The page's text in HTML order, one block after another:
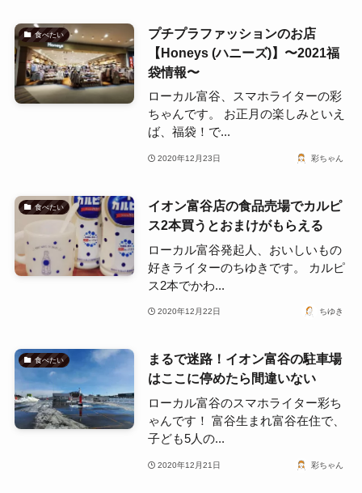
食べたい
プチプラファッションのお店
【Honeys (ハニーズ)】〜2021福
袋情報〜
ローカル富谷、スマホライターの彩
ちゃんです。 お正月の楽しみといえ
ば、福袋！で...
2020年12月23日 彩ちゃん
食べたい
イオン富谷店の食品売場でカルピ
ス2本買うとおまけがもらえる
ローカル富谷発起人、おいしいもの
好きライターのちゆきです。 カルピ
ス2本でかわ...
2020年12月22日 ちゆき
食べたい
まるで迷路！イオン富谷の駐車場
はここに停めたら間違いない
ローカル富谷のスマホライター彩ち
ゃんです！ 富谷生まれ富谷在住で、
子ども5人の...
2020年12月21日 彩ちゃん